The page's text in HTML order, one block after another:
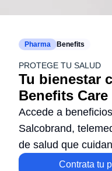
Pharma Benefits
PROTEGE TU SALUD
Tu bienestar
Benefits
Accede a
Salcobrand,
de salud que
Contrata tu